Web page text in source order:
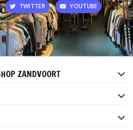
TWITTER YOUTUBE
ZANDVOORT